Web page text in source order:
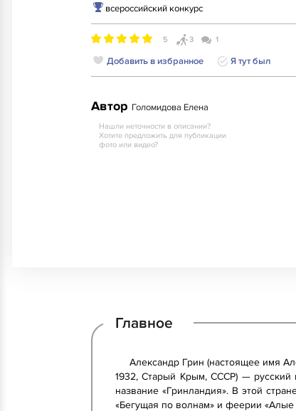
всероссийский конкурс
5 3 1
Добавить в избранное Я тут был
Автор Голомидова Елена
Нашли неточности в описании?
Хотите предложить для публикации
фото или видео?
Главное
Александр Грин (настоящее имя
1932, Старый Крым, СССР) — русский
название «Гринландия». В этой
«Бегущая по волнам» и феерии «Алые